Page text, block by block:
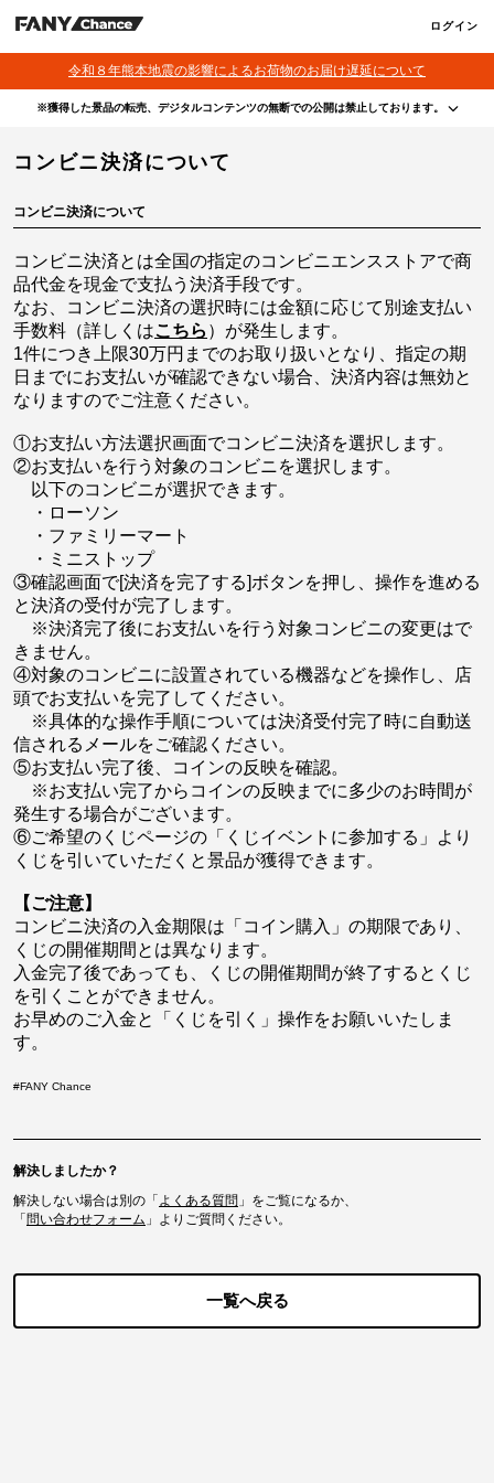
ログイン
令和８年熊本地震の影響によるお荷物のお届け遅延について
※獲得した景品の転売、デジタルコンテンツの無断での公開は禁止しております。
為は禁止しております。
・本サービスで獲得された動画･画像･ボイス等のデジタルコンテンツは、出品者が著作権を有
ます。
・当選権利は当選者ご本人のみ有効となります。当選権利の譲渡、オークション等への出品、
コンビニ決済について
コンビニ決済について
コンビニ決済とは全国の指定のコンビニエンスストアで商
品代金を現金で支払う決済手段です。
なお、コンビニ決済の選択時には金額に応じて別途支払い
手数料（詳しくはこちら ）が発生します。
1件につき上限30万円までのお取り扱いとなり、指定の期
日までにお支払いが確認できない場合、決済内容は無効と
なりますのでご注意ください。
①お支払い方法選択画面でコンビニ決済を選択します。
②お支払いを行う対象のコンビニを選択します。
以下のコンビニが選択できます。
・ローソン
・ファミリーマート
・ミニストップ
③確認画面で[決済を完了する]ボタンを押し、操作を進める
と決済の受付が完了します。
※決済完了後にお支払いを行う対象コンビニの変更はで
きません。
④対象のコンビニに設置されている機器などを操作し、店
頭でお支払いを完了してください。
※具体的な操作手順については決済受付完了時に自動送
信されるメールをご確認ください。
⑤お支払い完了後、コインの反映を確認。
※お支払い完了からコインの反映までに多少のお時間が
発生する場合がございます。
⑥ご希望のくじページの「くじイベントに参加する」より
くじを引いていただくと景品が獲得できます。
【ご注意】
コンビニ決済の入金期限は「コイン購入」の期限であり、
くじの開催期間とは異なります。
入金完了後であっても、くじの開催期間が終了するとくじ
を引くことができません。
お早めのご入金と「くじを引く」操作をお願いいたしま
す。
#FANY Chance
解決しましたか？
解決しない場合は別の「 よくある質問 」をご覧になるか、
「 問い合わせフォーム 」よりご質問ください。
一覧へ戻る